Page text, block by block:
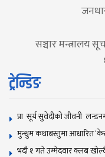
सञ्चार मन्त्रालय
ट्रेन्डिङ
प्रा सूर्य सुवेदीको जीवनी
मुन्धुम कथाबस्तुमा आधारित
भदौ १ गते उम्मेदवार क्लब